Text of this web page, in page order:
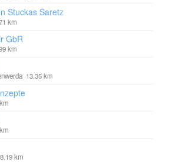
Stuckas Saretz
km
GbR
km
13.35 km
km